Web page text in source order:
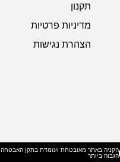
תקנון
מדיניות פרטיות
הצהרת נגישות
הקניה באתר מאובטחת ועומדת בתקן האבטחה
הגבוה ביותר